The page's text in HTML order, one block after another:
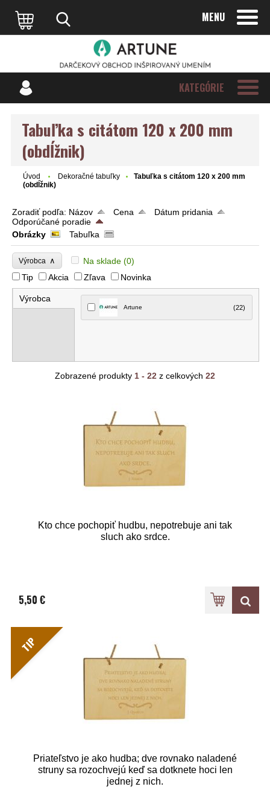
MENU
KATEGÓRIE
Tabuľka s citátom 120 x 200 mm
(obdĺžnik)
Úvod Dekoračné tabuľky
Tabuľka s citátom 120 x 200 mm
(obdĺžnik)
Zoradiť podľa: Názov Cena
Dátum pridania
Odporúčané poradie
Obrázky
Tabuľka
Výrobca ∧ Na sklade (0)
Tip
Akcia Zľava Novinka
Výrobca
Artune (22)
Zobrazené produkty 1 - 22 z celkových 22
Kto chce pochopiť hudbu, nepotrebuje ani tak
sluch ako srdce.
5,50 €
TIP
Priateľstvo je ako hudba; dve rovnako naladené
struny sa rozochvejú keď sa dotknete hoci len
jednej z nich.